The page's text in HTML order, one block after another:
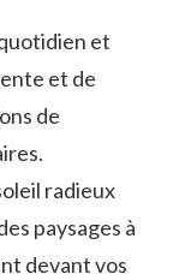
et
et de
de
radieux
paysages à‌
devant vos